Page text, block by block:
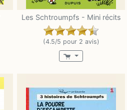
Les Schtroumpfs - Mini récits
(4.5/5 pour 2 avis)